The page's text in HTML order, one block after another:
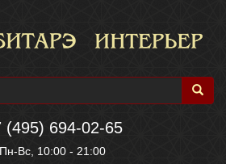
(495) 694-02-65
Пн-Вс, 10:00 - 21:00